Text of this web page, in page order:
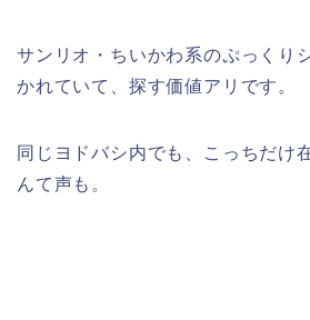
サンリオ・ちいかわ系のぷっくり
かれていて、探す価値アリです。
同じヨドバシ内でも、こっちだけ
んて声も。